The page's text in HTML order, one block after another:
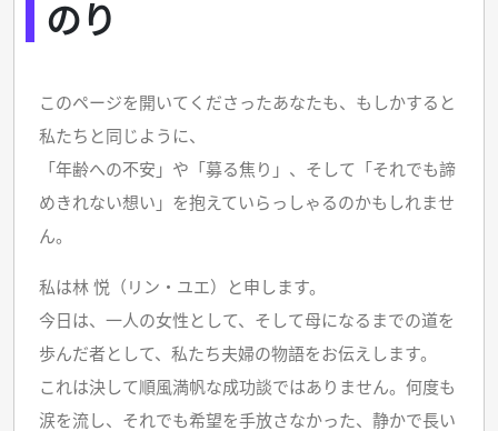
のり
このページを開いてくださったあなたも、もしかすると
私たちと同じように、
「年齢への不安」や「募る焦り」、そして「それでも諦
めきれない想い」を抱えていらっしゃるのかもしれませ
ん。
私は林 悦（リン・ユエ）と申します。
今日は、一人の女性として、そして母になるまでの道を
歩んだ者として、私たち夫婦の物語をお伝えします。
これは決して順風満帆な成功談ではありません。何度も
涙を流し、それでも希望を手放さなかった、静かで長い